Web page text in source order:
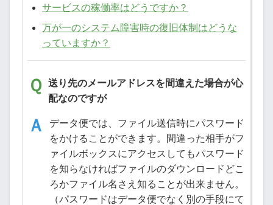
サービスの稼働率はどうですか？
万が一のシステム障害時の復旧体制はどうな
っていますか？
送り先のメールアドレスを間違えた場合が心
配なのですが
データ便では、ファイル送信時にパスワード
をかけることができます。間違った相手がフ
ァイルボックスにアクセスしてもパスワード
を知らなければファイルのダウンロードどこ
ろかファイル名さえ知ることが出来ません。
（パスワードはデータ便でなく別の手段にて